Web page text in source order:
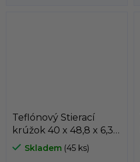
Teflónový Stierací
krúžok 40 x 48,8 x 6,3 /
6,3 K703-040
PTFE+BRONZ/NBR
Skladem (45 ks)